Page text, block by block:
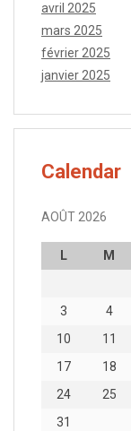
avril 2025
mars 2025
février 2025
janvier 2025
Calendar
AOÛT 2026
L M
3
4
10
11
17
18
24
25
31